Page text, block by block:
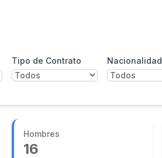
Tipo de Contrato Nacionalidad
Hombres
16